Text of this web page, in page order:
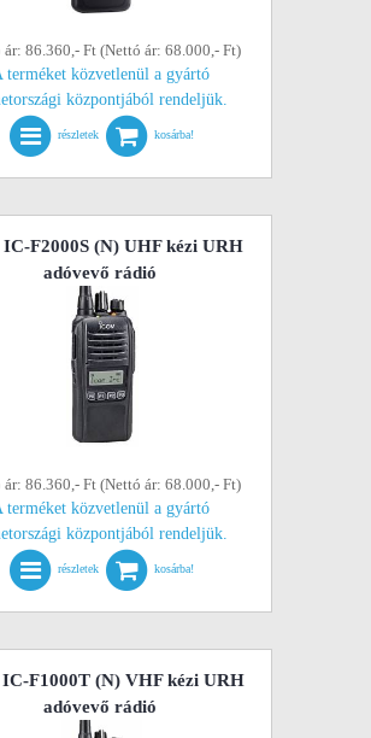
86.360,- Ft (Nettó ár: 68.000,- Ft)
terméket közvetlenül a gyártó
központjából rendeljük.
részletek kosárba!
F2000S (N) UHF kézi URH
adóvevő rádió
86.360,- Ft (Nettó ár: 68.000,- Ft)
terméket közvetlenül a gyártó
központjából rendeljük.
részletek kosárba!
F1000T (N) VHF kézi URH
adóvevő rádió